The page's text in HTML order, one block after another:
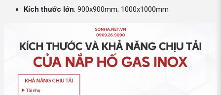
Kích thước lớn: 900x900mm; 1000x1000mm